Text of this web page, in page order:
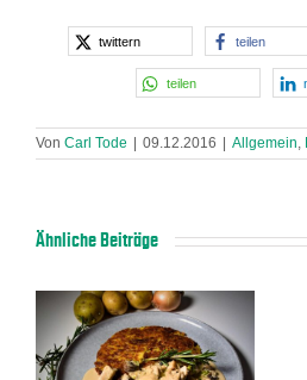
twittern teilen
teilen
Von Carl Tode | 09.12.2016 | Allgemein
Ähnliche Beiträge